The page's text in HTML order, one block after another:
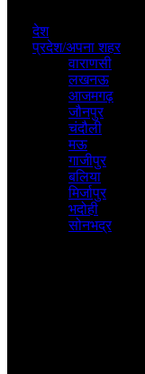
देश
प्रदेश/अपना शहर
वाराणसी
लखनऊ
आजमगढ़
जौनपुर
चंदौली
मऊ
गाजीपुर
बलिया
मिर्जापुर
भदोही
सोनभद्र